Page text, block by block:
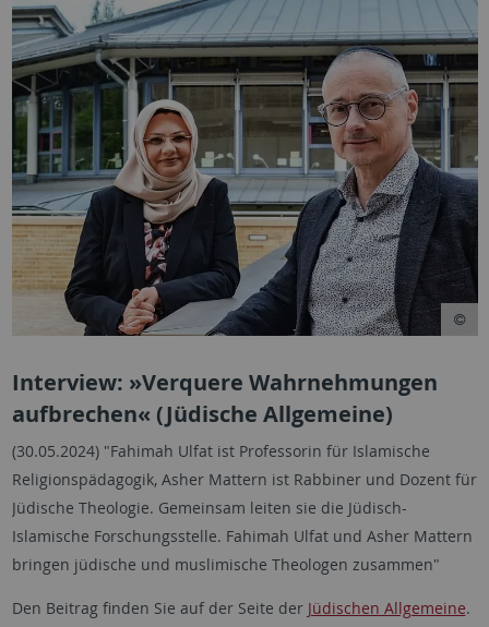
Interview: »Verquere Wahrnehmungen
aufbrechen« (Jüdische Allgemeine)
(30.05.2024) "Fahimah Ulfat ist Professorin für Islamische
Religionspädagogik, Asher Mattern ist Rabbiner und Dozent für
Jüdische Theologie. Gemeinsam leiten sie die Jüdisch-
Islamische Forschungsstelle. Fahimah Ulfat und Asher Mattern
bringen jüdische und muslimische Theologen zusammen"
Den Beitrag finden Sie auf der Seite der Jüdischen Allgemeine.